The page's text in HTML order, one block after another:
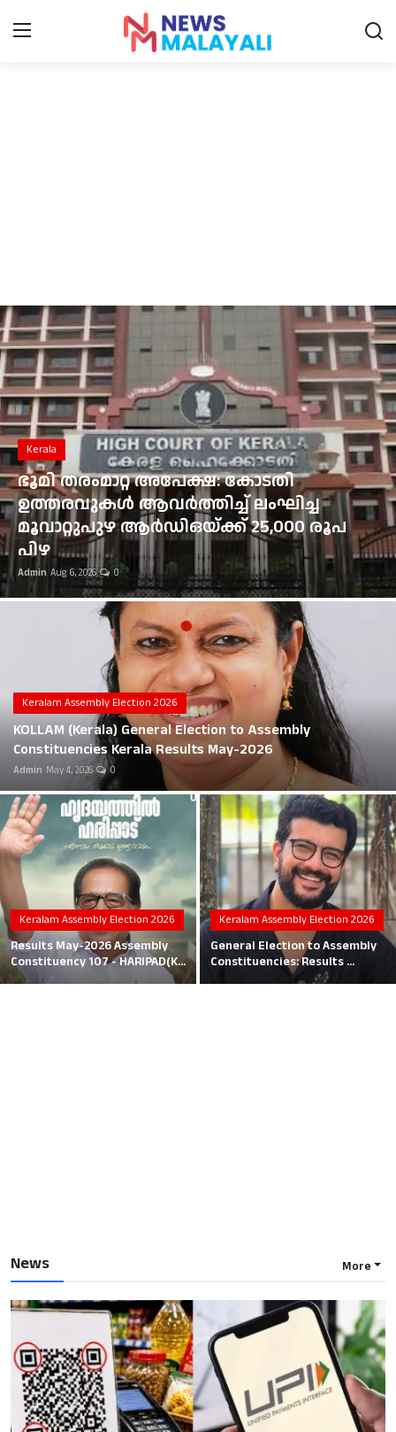
Entertainment
Sports
Food
Gulf News
Loksabha Election 2024
Technology
Health
Jobs Mall
Career
Education
Business
Local News
Earn Money
Tutorials
Malayalam
Kerala
ഭൂമി തരംമാറ്റ അപേക്ഷ: കോടതി
ഉത്തരവുകൾ ആവർത്തിച്ച് ലംഘിച്ച
മൂവാറ്റുപുഴ ആർഡിഒയ്ക്ക് 25,000 രൂപ
പിഴ
Admin Aug 6, 2026 0
Keralam Assembly Election 2026
KOLLAM (Kerala) General Election to Assembly
Constituencies Kerala Results May-2026
Admin May 4, 2026 0
Keralam Assembly Election 2026
Results May-2026 Assembly
Constituency 107 - HARIPAD(K...
Keralam Assembly Election 2026
General Election to Assembly
Constituencies: Results ...
News More